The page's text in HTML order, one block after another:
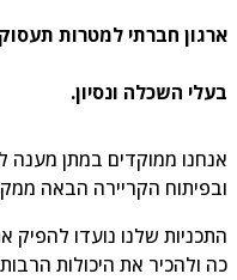
השכלה ונסיון.
ממוקדים במתן מענה
הקריירה הבאה
שלנו נועדו להפיק
ולהכיר את היכולות הרבות